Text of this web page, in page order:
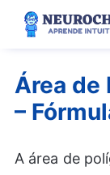
Pular
para
conteúdo
Área de
–
A área de